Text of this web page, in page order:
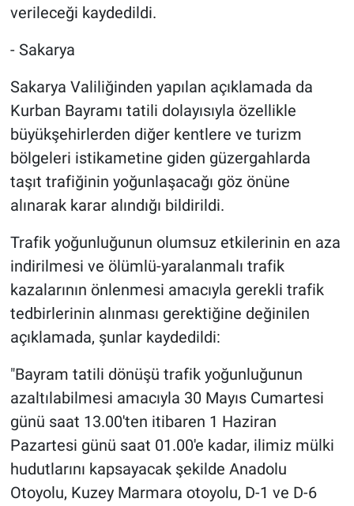
verileceği kaydedildi.
- Sakarya
Sakarya Valiliğinden yapılan açıklamada da
Kurban Bayramı tatili dolayısıyla özellikle
büyükşehirlerden diğer kentlere ve turizm
bölgeleri istikametine giden güzergahlarda
taşıt trafiğinin yoğunlaşacağı göz önüne
alınarak karar alındığı bildirildi.
Trafik yoğunluğunun olumsuz etkilerinin en aza
indirilmesi ve ölümlü-yaralanmalı trafik
kazalarının önlenmesi amacıyla gerekli trafik
tedbirlerinin alınması gerektiğine değinilen
açıklamada, şunlar kaydedildi:
"Bayram tatili dönüşü trafik yoğunluğunun
azaltılabilmesi amacıyla 30 Mayıs Cumartesi
günü saat 13.00'ten itibaren 1 Haziran
Pazartesi günü saat 01.00'e kadar, ilimiz mülki
hudutlarını kapsayacak şekilde Anadolu
Otoyolu, Kuzey Marmara otoyolu, D-1 ve D-6